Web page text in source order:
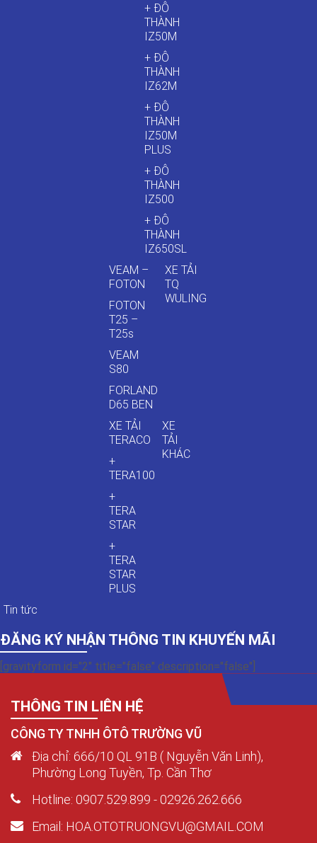
+ ĐÔ
THÀNH
IZ50M
+ ĐÔ
THÀNH
IZ62M
+ ĐÔ
THÀNH
IZ50M
PLUS
+ ĐÔ
THÀNH
IZ500
+ ĐÔ
THÀNH
IZ650SL
VEAM –
FOTON
FOTON
T25 –
T25s
VEAM
S80
FORLAND
D65 BEN
XE TẢI
TQ
WULING
XE TẢI
TERACO
+
TERA100
+
TERA
STAR
+
TERA
STAR
PLUS
XE
TẢI
KHÁC
Tin tức
ĐĂNG KÝ NHẬN THÔNG TIN KHUYẾN MÃI
[gravityform id="2" title="false" description="false"]
THÔNG TIN LIÊN HỆ
CÔNG TY TNHH ÔTÔ TRƯỜNG VŨ
Địa chỉ: 666/10 QL 91B ( Nguyễn Văn Linh),
Phường Long Tuyền, Tp. Cần Thơ
Hotline: 0907.529.899 - 02926.262.666
Email: HOA.OTOTRUONGVU@GMAIL.COM